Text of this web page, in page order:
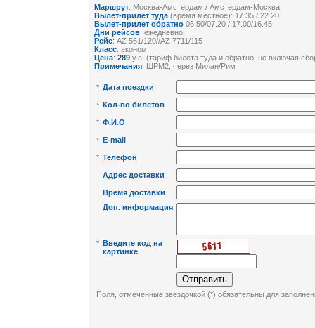
Маршрут: Москва-Амстердам / Амстердам-Москва
Вылет-прилет туда(время местное): 17.35 / 22.20
Вылет-прилет обратно 06.50/07.20 / 17.00/16.45
Дни рейсов: ежедневно
Рейс: AZ 561/120//AZ 7711/115
Класс: эконом.
Цена: 289 у.е. (тариф билета туда и обратно, не включая
Примечания: ШРМ2, через Милан/Рим
* Дата поездки
* Кол-во билетов
* Ф.И.О
* E-mail
* Телефон
Адрес доставки
Время доставки
Доп. информация
* Введите код на
картинке
Поля, отмеченные звездочкой (*) обязательны для